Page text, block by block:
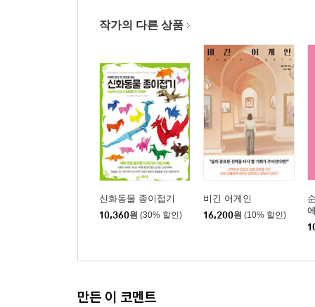
작가의 다른 상품
신화동물 종이접기
10,360원 (30% 할인)
비긴 어게인
16,200원 (10% 할인)
만든 이 코멘트